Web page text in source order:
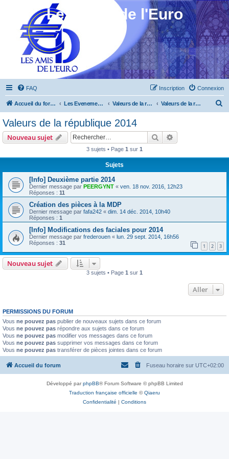
Les Amis de l'Euro
FAQ Connexion
Inscription
Accueil du forum Les Evenements ! [Ouvert au public] Valeurs de la république 2013 à 2015 Valeurs de la république 2014
Valeurs de la république 2014
Nouveau sujet Rechercher
3 sujets • Page 1 sur 1
Sujets
[Info] Deuxième partie 2014
Dernier message par PEERGYNT « ven. 18 nov. 2016, 12h23
Réponses : 11
Création des pièces à la MDP
Dernier message par fafa242 « dim. 14 déc. 2014, 10h40
Réponses : 1
[Info] Modifications des faciales pour 2014
Dernier message par frederouen « lun. 29 sept. 2014, 16h56
Réponses : 31 1 2 3
Nouveau sujet
3 sujets • Page 1 sur 1
Aller
PERMISSIONS DU FORUM
Vous ne pouvez pas publier de nouveaux sujets dans ce forum
Vous ne pouvez pas répondre aux sujets dans ce forum
Vous ne pouvez pas modifier vos messages dans ce forum
Vous ne pouvez pas supprimer vos messages dans ce forum
Vous ne pouvez pas transférer de pièces jointes dans ce forum
Accueil du forum Fuseau horaire sur UTC+02:00
Développé parphpBB® Forum Software © phpBB Limited
Traduction française officielle ©Qiaeru
Confidentialité | Conditions